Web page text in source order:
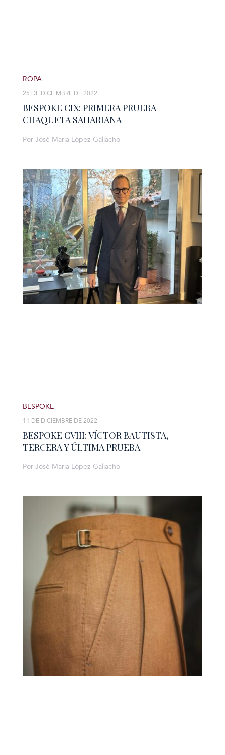
BESPOKE CIX: PRIMERA PRUEBA
CHAQUETA SAHARIANA
25 DE DICIEMBRE DE 2022
ROPA
Por José María López-Galiacho
BESPOKE CVIII: VÍCTOR BAUTISTA,
TERCERA Y ÚLTIMA PRUEBA
11 DE DICIEMBRE DE 2022
BESPOKE
Por José María López-Galiacho